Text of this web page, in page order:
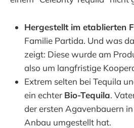
Hergestellt im etablierten
Familie Partida. Und was
zeigt: Diese wurde am
also um langfristige
Extrem selten bei Tequila
ein echter Bio-Tequila.
der ersten Agavenbauern
Anbau umgestellt hat.